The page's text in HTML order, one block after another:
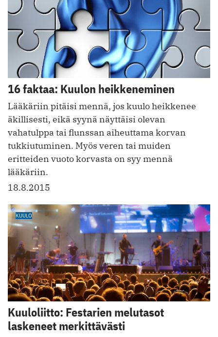
16 faktaa: Kuulon heikkeneminen
Lääkäriin pitäisi mennä, jos kuulo heikkenee
äkillisesti, eikä syynä näyttäisi olevan
vahatulppa tai flunssan aiheuttama korvan
tukkiutuminen. Myös veren tai muiden
eritteiden vuoto korvasta on syy mennä
lääkäriin.
18.8.2015
KUULO
Kuuloliitto: Festarien melutasot
laskeneet merkittävästi